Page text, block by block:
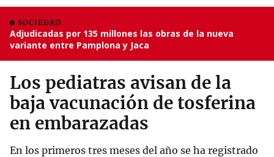
SOCIEDAD
Adjudicadas por 135 millones las obras de la nueva
variante entre Pamplona y Jaca
Los pediatras avisan de la
baja vacunación de tosferina
en embarazadas
En los primeros tres meses del año se ha registrado